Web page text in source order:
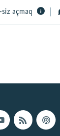
siz açmaq